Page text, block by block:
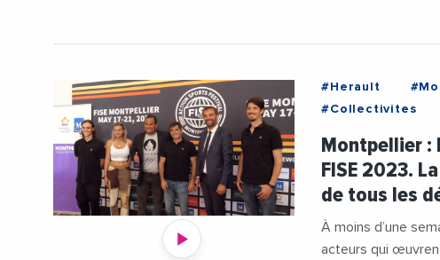
#Herault
#Collectivites
#JeuxOlympiques
#Partenariat
Montpellier :
FISE 2023.
de tous les
À moins d’une
acteurs qui